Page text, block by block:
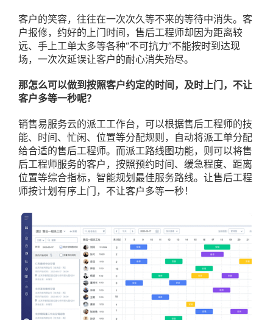
客户的笑容，往往在一次次久等不来的等待中消失。客
户报修，约好的上门时间，售后工程师却因为距离较
远、手上工单太多等各种“不可抗力”不能按时到达现
场，一次次延误让客户的耐心消失殆尽。
那怎么可以做到按照客户约定的时间，及时上门，不让
客户多等一秒呢？
销售易服务云的派工工作台，可以根据售后工程师的技
能、时间、忙闲、位置等分配规则，自动将派工单分配
给合适的售后工程师。而派工路线图功能，则可以将售
后工程师服务的客户，按照预约时间、缓急程度、距离
位置等综合指标，智能规划最佳服务路线。让售后工程
师按计划有序上门，不让客户多等一秒！